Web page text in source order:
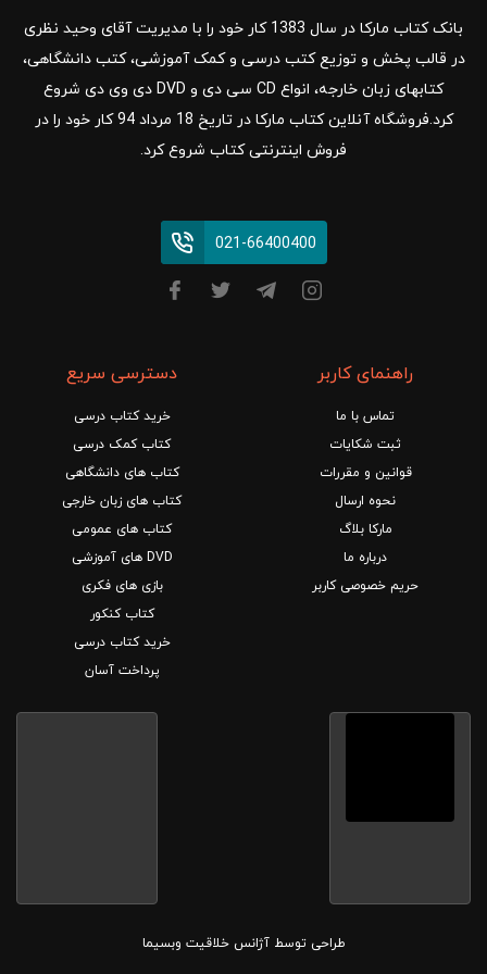
بانک کتاب مارکا در سال 1383 کار خود را با مدیریت آقای وحید نظری
در قالب پخش و توزیع کتب درسی و کمک آموزشی، کتب دانشگاهی،
کتابهای زبان خارجه، انواع CD سی دی و DVD دی وی دی شروع
کرد.فروشگاه آنلاین کتاب مارکا در تاریخ 18 مرداد 94 کار خود را در
فروش اینترنتی کتاب شروع کرد.
021-66400400
راهنمای کاربر
تماس با ما
ثبت شکایات
قوانین و مقررات
نحوه ارسال
مارکا بلاگ
درباره ما
حریم خصوصی کاربر
دسترسی سریع
خرید کتاب درسی
کتاب کمک درسی
کتاب های دانشگاهی
کتاب های زبان خارجی
کتاب های عمومی
DVD های آموزشی
بازی های فکری
کتاب کنکور
خرید کتاب درسی
پرداخت آسان
طراحی توسطآژانس خلاقیت وبسیما